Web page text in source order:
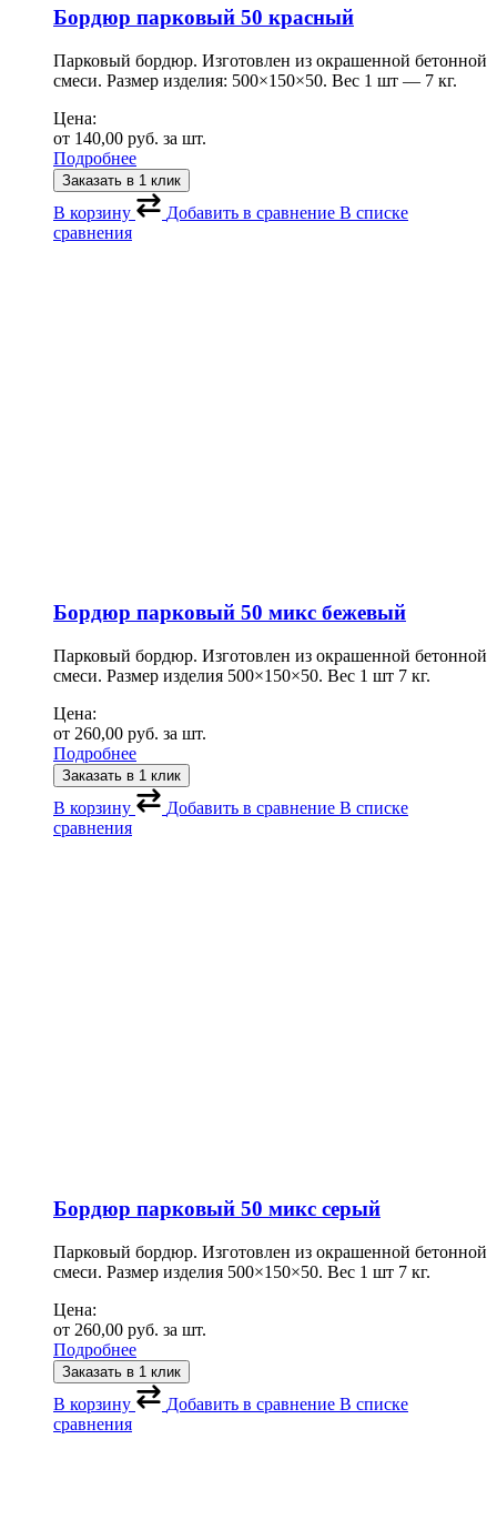
Бордюр парковый 50 красный
Парковый бордюр. Изготовлен из окрашенной бетонной
смеси. Размер изделия: 500×150×50. Вес 1 шт — 7 кг.
Цена:
от 140,00 руб. за шт.
Подробнее
Заказать в 1 клик
В корзину Добавить в сравнение В списке
сравнения
Бордюр парковый 50 микс бежевый
Парковый бордюр. Изготовлен из окрашенной бетонной
смеси. Размер изделия 500×150×50. Вес 1 шт 7 кг.
Цена:
от 260,00 руб. за шт.
Подробнее
Заказать в 1 клик
В корзину Добавить в сравнение В списке
сравнения
Бордюр парковый 50 микс серый
Парковый бордюр. Изготовлен из окрашенной бетонной
смеси. Размер изделия 500×150×50. Вес 1 шт 7 кг.
Цена:
от 260,00 руб. за шт.
Подробнее
Заказать в 1 клик
В корзину Добавить в сравнение В списке
сравнения